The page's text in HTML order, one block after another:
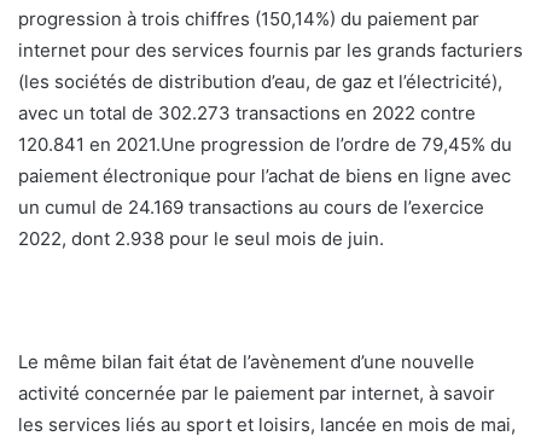
progression à trois chiffres (150,14%) du paiement par
internet pour des services fournis par les grands facturiers
(les sociétés de distribution d’eau, de gaz et l’électricité),
avec un total de 302.273 transactions en 2022 contre
120.841 en 2021.Une progression de l’ordre de 79,45% du
paiement électronique pour l’achat de biens en ligne avec
un cumul de 24.169 transactions au cours de l’exercice
2022, dont 2.938 pour le seul mois de juin.
Le même bilan fait état de l’avènement d’une nouvelle
activité concernée par le paiement par internet, à savoir
les services liés au sport et loisirs, lancée en mois de mai,